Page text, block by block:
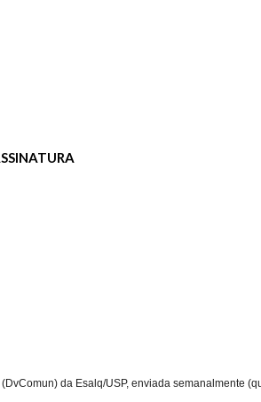
da Esalq/USP, enviada semanalmente (